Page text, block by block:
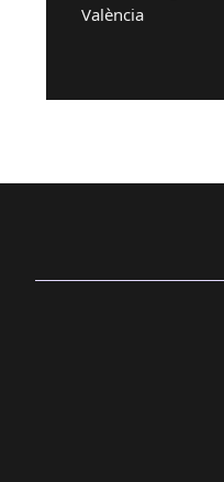
València